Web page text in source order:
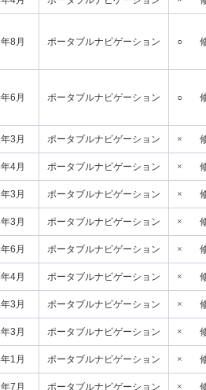
8月 ポータブルナビゲーション ○
6月 ポータブルナビゲーション ○
3月 ポータブルナビゲーション ×
4月 ポータブルナビゲーション ×
3月 ポータブルナビゲーション ×
3月 ポータブルナビゲーション ×
6月 ポータブルナビゲーション ×
4月 ポータブルナビゲーション ×
3月 ポータブルナビゲーション ×
3月 ポータブルナビゲーション ×
1月 ポータブルナビゲーション ×
7月 ポータブルナビゲーション ×